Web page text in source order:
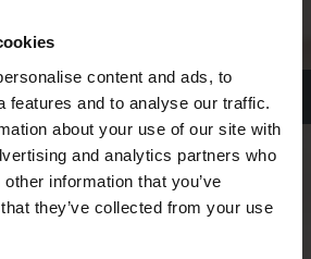
content and ads, to
features and to analyse our traffic.
about your use of our site with
and analytics partners who
information that you’ve
they’ve collected from your use
Engelsrufer